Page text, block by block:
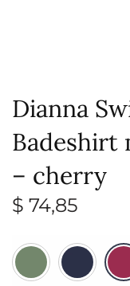
Dianna
Badeshirt
– cherry
$ 74,85